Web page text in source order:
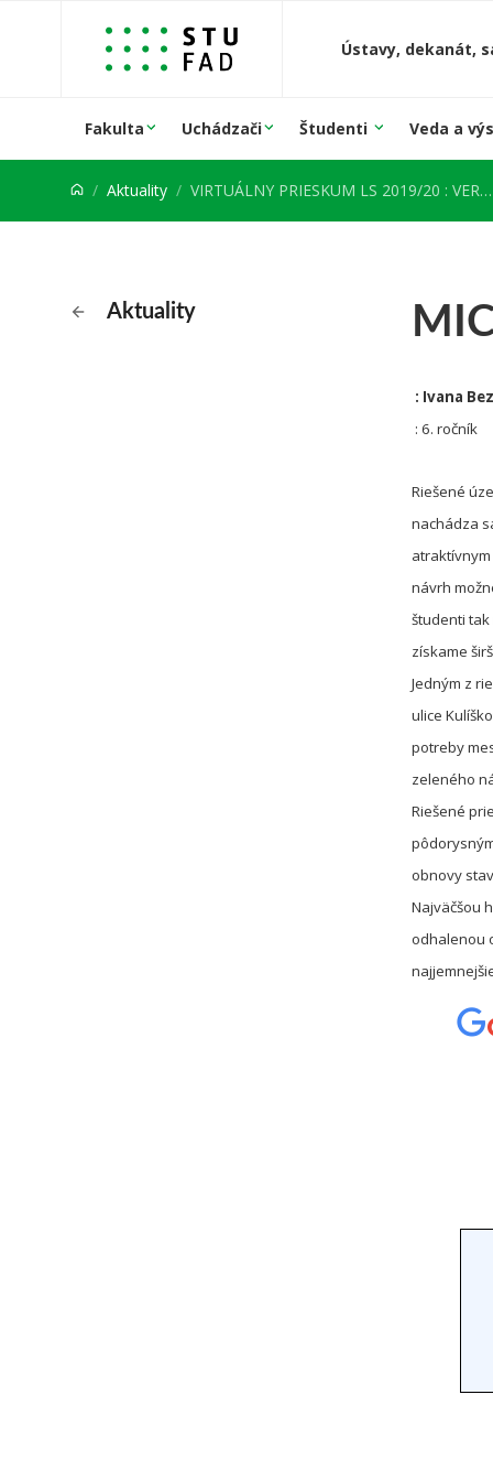
Prejsť na obsah
Ústavy, dekanát,
Fakulta Uchádzači Študenti Veda a
Aktuality VIRTUÁLNY PRIESKUM LS 2019/20 : VERTIKÁLNE ATELIÉRY
Aktuality
: Ivana
: 6. ročník
Riešené
nachádza
návrh
študenti
získame
Jedným z
ulice
potreby
zeleného
Riešené
obnovy
Najväčšou
odhalenou